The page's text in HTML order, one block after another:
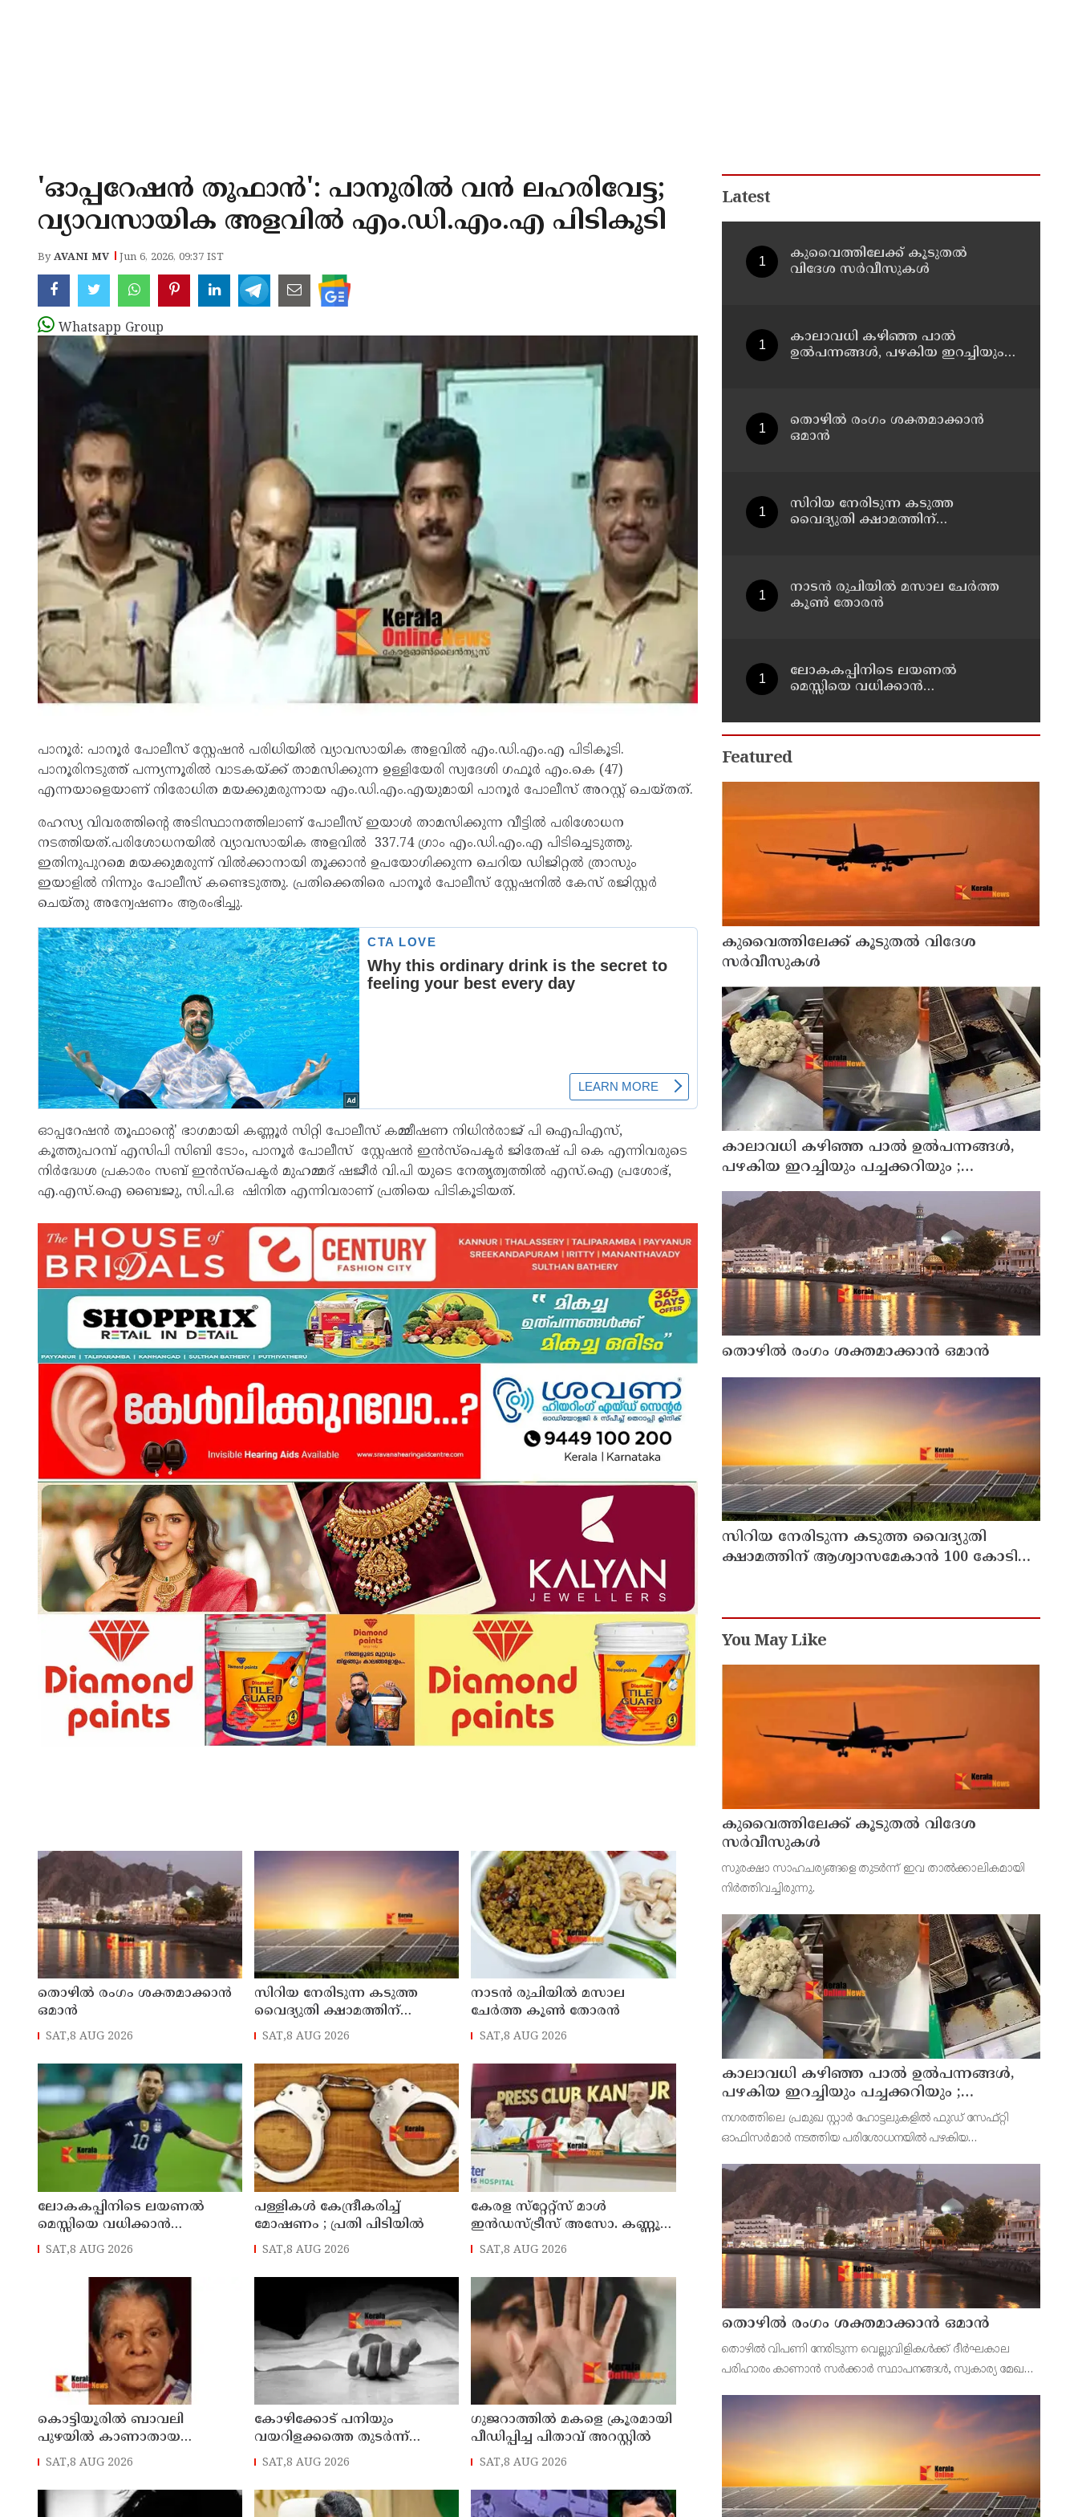
'ഓപ്പറേഷൻ തൂഫാൻ': പാനൂരിൽ വൻ ലഹരിവേട്ട;
വ്യാവസായിക അളവിൽ എം.ഡി.എം.എ പിടികൂടി
ByAVANI MV Jun 6, 2026, 09:37 IST
Whatsapp Group
പാനൂർ: പാനൂർ പോലീസ് സ്റ്റേഷൻ പരിധിയിൽ വ്യാവസായിക അളവിൽ എം.ഡി.എം.എ പിടികൂടി.
പാനൂരിനടുത്ത് പന്ന്യന്നൂരിൽ വാടകയ്ക്ക് താമസിക്കുന്ന ഉള്ളിയേരി സ്വദേശി ഗഫൂർ എം.കെ (47)
എന്നയാളെയാണ് നിരോധിത മയക്കുമരുന്നായ എം.ഡി.എം.എയുമായി പാനൂർ പോലീസ് അറസ്റ്റ് ചെയ്തത്.
രഹസ്യ വിവരത്തിന്റെ അടിസ്ഥാനത്തിലാണ് പോലീസ് ഇയാൾ താമസിക്കുന്ന വീട്ടിൽ പരിശോധന
നടത്തിയത്.പരിശോധനയിൽ വ്യാവസായിക അളവിൽ 337.74 ഗ്രാം എം.ഡി.എം.എ പിടിച്ചെടുത്തു.
ഇതിനുപുറമെ മയക്കുമരുന്ന് വിൽക്കാനായി തൂക്കാൻ ഉപയോഗിക്കുന്ന ചെറിയ ഡിജിറ്റൽ ത്രാസും
ഇയാളിൽ നിന്നും പോലീസ് കണ്ടെടുത്തു. പ്രതിക്കെതിരെ പാനൂർ പോലീസ് സ്റ്റേഷനിൽ കേസ് രജിസ്റ്റർ
ചെയ്തു അന്വേഷണം ആരംഭിച്ചു.
ഓപ്പറേഷൻ തൂഫാന്റെ' ഭാഗമായി കണ്ണൂർ സിറ്റി പോലീസ് കമ്മീഷണ‍ നിധിൻരാജ് പി ഐപിഎസ്,
കൂത്തുപറമ്പ് എസിപി സിബി ടോം, പാനൂർ പോലീസ് സ്റ്റേഷൻ ഇൻസ്പെക്ടർ ജിതേഷ് പി കെ എന്നിവരുടെ
നി‍‍ർദ്ധേശ പ്രകാരം സബ് ഇൻസ്പെക്ടർ മുഹമ്മദ് ഷജീർ വി.പി യുടെ നേതൃത്വത്തിൽ എസ്.ഐ പ്രശോഭ്,
എ.എസ്.ഐ ബൈജു, സി.പി.ഒ ഷിനിത എന്നിവരാണ് പ്രതിയെ പിടികൂടിയത്.
തൊഴില്‍ രംഗം ശക്തമാക്കാന്‍
ഒമാന്‍
SAT,8 AUG 2026
സിറിയ നേരിടുന്ന കടുത്ത
വൈദ്യുതി ക്ഷാമത്തിന്
ആശ്വാസമേകാന്‍ 100 കോടി
പദ്ധതിയുമായി സൗദി അറേബ്യ
SAT,8 AUG 2026
നാടൻ രുചിയിൽ മസാല
ചേർത്ത കൂൺ തോരൻ
SAT,8 AUG 2026
ലോകകപ്പിനിടെ ലയണല്‍
മെസ്സിയെ വധിക്കാൻ
ചാവേറാക്രമണത്തിന് പദ്ധതി;
വൻ സുരക്ഷാ ഭീഷണി പുറത്ത്
SAT,8 AUG 2026
പള്ളികള്‍ കേന്ദ്രീകരിച്ച്
മോഷണം ; പ്രതി പിടിയില്‍
SAT,8 AUG 2026
കേരള സ്‌റ്റേറ്റ്സ് മാൾ
ഇൻഡസ്ട്രീസ് അസോ. കണ്ണൂർ
ജില്ലാ സമ്മേളനം ഓഗസ്റ്റ് 11 ന്
കണ്ണൂരിൽ
SAT,8 AUG 2026
കൊട്ടിയൂരിൽ ബാവലി
പുഴയിൽ കാണാതായ
വയോധികയുടെ മൃതദേഹം
SAT,8 AUG 2026
കോഴിക്കോട് പനിയും
വയറിളക്കത്തെ തുടര്‍ന്ന്
ചികിത്സയിലായിരുന്ന യുവതി
SAT,8 AUG 2026
ഗുജറാത്തില്‍ മകളെ ക്രൂരമായി
പീഡിപ്പിച്ച പിതാവ് അറസ്റ്റില്‍
SAT,8 AUG 2026
Latest
കുവൈത്തിലേക്ക് കൂടുതല്‍
വിദേശ സര്‍വീസുകള്‍
കാലാവധി കഴിഞ്ഞ പാൽ
ഉൽപന്നങ്ങൾ, പഴകിയ ഇറച്ചിയും
തൊഴില്‍ രംഗം ശക്തമാക്കാന്‍
ഒമാന്‍
സിറിയ നേരിടുന്ന കടുത്ത
വൈദ്യുതി ക്ഷാമത്തിന്
നാടൻ രുചിയിൽ മസാല ചേർത്ത
കൂൺ തോരൻ
ലോകകപ്പിനിടെ ലയണല്‍
മെസ്സിയെ വധിക്കാൻ
സുരക്ഷാ ഭീഷണി പുറത്ത്
Featured
കുവൈത്തിലേക്ക് കൂടുതല്‍ വിദേശ
സര്‍വീസുകള്‍
കാലാവധി കഴിഞ്ഞ പാൽ ഉൽപന്നങ്ങൾ,
പഴകിയ ഇറച്ചിയും പച്ചക്കറിയും ;
ബംഗളൂരുവിലെ സ്റ്റാർ ഹോട്ടലുകൾക്ക്
നോട്ടീസ്
തൊഴില്‍ രംഗം ശക്തമാക്കാന്‍ ഒമാന്‍
സിറിയ നേരിടുന്ന കടുത്ത വൈദ്യുതി
ക്ഷാമത്തിന് ആശ്വാസമേകാന്‍ 100 കോടി
You May Like
കുവൈത്തിലേക്ക് കൂടുതല്‍ വിദേശ
സര്‍വീസുകള്‍
സുരക്ഷാ സാഹചര്യങ്ങളെ തുടര്‍ന്ന് ഇവ താല്‍ക്കാലികമായി
നിര്‍ത്തിവച്ചിരുന്നു.
കാലാവധി കഴിഞ്ഞ പാൽ ഉൽപന്നങ്ങൾ,
പഴകിയ ഇറച്ചിയും പച്ചക്കറിയും ;
ബംഗളൂരുവിലെ സ്റ്റാർ ഹോട്ടലുകൾക്ക്
നോട്ടീസ്
നഗരത്തിലെ പ്രമുഖ സ്റ്റാർ ഹോട്ടലുകളിൽ ഫുഡ് സേഫ്റ്റി
ഓഫിസർമാർ നടത്തിയ പരിശോധനയിൽ പഴകിയ
ബാധിച്ച പച്ചക്കറിയും കാലാവധി കഴിഞ്ഞ പാൽ
ഉൽപന്നങ്ങളുമാണ് കണ്ട
തൊഴില്‍ രംഗം ശക്തമാക്കാന്‍ ഒമാന്‍
തൊഴില്‍ വിപണി നേരിടുന്ന വെല്ലുവിളികള്‍ക്ക് ദീര്‍ഘകാല
പരിഹാരം കാണാന്‍ സര്‍ക്കാര്‍ സ്ഥാപനങ്ങള്‍, സ്വകാര്യ മേഖല,
ഏകോപിപ്പിച്ചാണ് പദ്ധതി നടപ്പിലാക്കുന്നത്.